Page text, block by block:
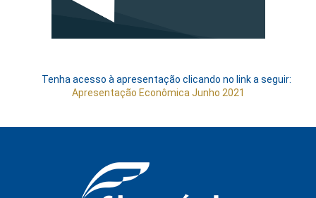
Tenha acesso à apresentação clicando no link a seguir:
Apresentação Econômica Junho 2021